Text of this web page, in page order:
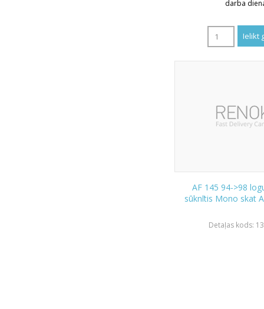
darba
AF 145 94->98
sūknītis Mono skat
Detaļas kods: